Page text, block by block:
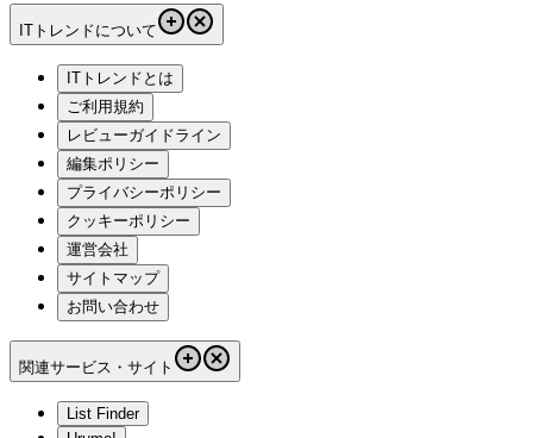
ITトレンドについて
ITトレンドとは
ご利用規約
レビューガイドライン
編集ポリシー
プライバシーポリシー
クッキーポリシー
運営会社
サイトマップ
お問い合わせ
関連サービス・サイト
List Finder